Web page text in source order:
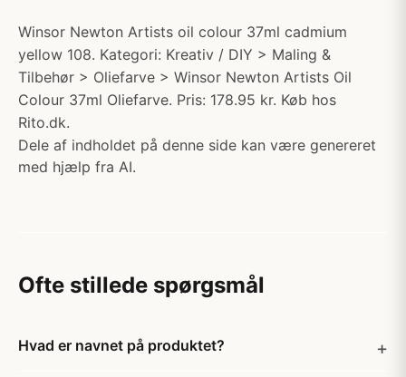
Winsor Newton Artists oil colour 37ml cadmium
yellow 108. Kategori: Kreativ / DIY > Maling &
Tilbehør > Oliefarve > Winsor Newton Artists Oil
Colour 37ml Oliefarve. Pris: 178.95 kr. Køb hos
Rito.dk.
Dele af indholdet på denne side kan være genereret
med hjælp fra AI.
Ofte stillede spørgsmål
Hvad er navnet på produktet?